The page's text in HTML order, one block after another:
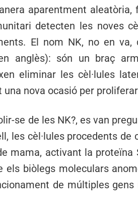
aparentment aleatòria,
detecten les noves
El nom NK, no en va,
anglès): són un braç
eliminar les cèl·lules
nova ocasió per
se de les NK?, es van
les cèl·lules procedents de
mama, activant la proteïna
els biòlegs moleculars
de múltiples gens